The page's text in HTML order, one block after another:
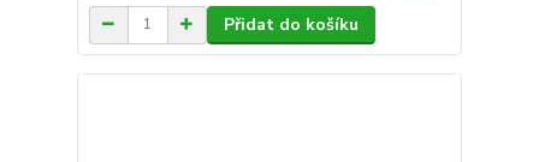
Přidat do košíku